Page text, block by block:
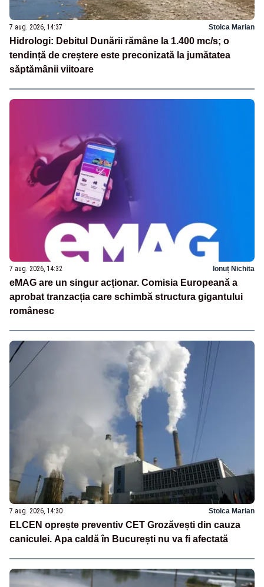
7 aug. 2026, 14:37 Stoica Marian
Hidrologi: Debitul Dunării rămâne la 1.400 mc/s; o
tendință de creștere este preconizată la jumătatea
săptămânii viitoare
7 aug. 2026, 14:32 Ionuț Nichita
eMAG are un singur acționar. Comisia Europeană a
aprobat tranzacția care schimbă structura gigantului
românesc
7 aug. 2026, 14:30 Stoica Marian
ELCEN oprește preventiv CET Grozăvești din cauza
caniculei. Apa caldă în București nu va fi afectată